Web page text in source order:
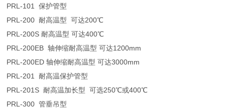
PRL-101 保护管型
PRL-200 耐高温型 可达200℃
PRL-200S 耐高温型 可达400℃
PRL-200EB 轴伸缩耐高温型 可达1200mm
PRL-200ED 轴伸缩耐高温型 可达3000mm
PRL-201 耐高温保护管型
PRL-201S 耐高温加长型 可选250℃或400℃
PRL-300 管垂吊型